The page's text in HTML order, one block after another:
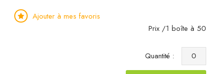
Ajouter à mes favoris
Prix /1 boîte à 50
Quantité :